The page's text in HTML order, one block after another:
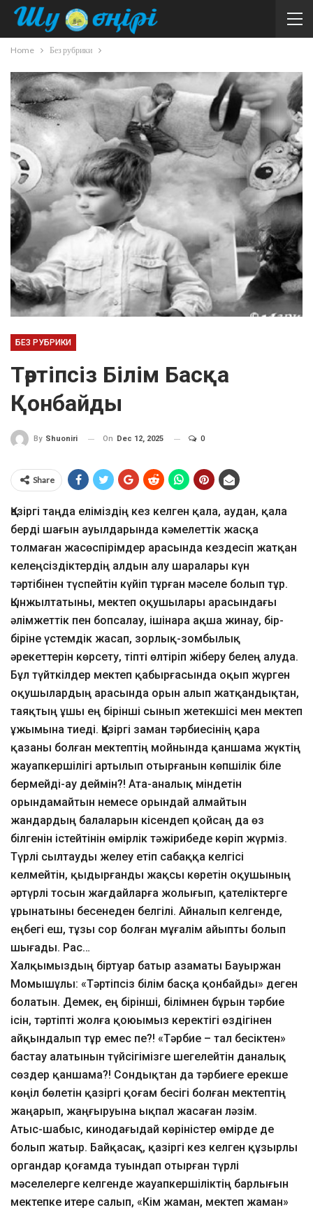
Home Без рубрики
БЕЗ РУБРИКИ
Тәртіпсіз Білім Басқа
Қонбайды
By Shuoniri On Dec 12, 2025 0
Share
Қазіргі таңда еліміздің кез келген қала, аудан, қала
берді шағын ауылдарында кәмелеттік жасқа
толмаған жасөспірімдер арасында кездесіп жатқан
келеңсіздіктердің алдын алу шаралары күн
тәртібінен түспейтін күйіп тұрған мәселе болып тұр.
Қынжылтатыны, мектеп оқушылары арасындағы
әлімжеттік пен бопсалау, ішінара ақша жинау, бір-
біріне үстемдік жасап, зорлық-зомбылық
әрекеттерін көрсету, тіпті өлтіріп жіберу белең алуда.
Бұл түйткілдер мектеп қабырғасында оқып жүрген
оқушылардың арасында орын алып жатқандықтан,
таяқтың ұшы ең бірінші сынып жетекшісі мен мектеп
ұжымына тиеді. Қазіргі заман тәрбиесінің қара
қазаны болған мектептің мойнында қаншама жүктің
жауапкершілігі артылып отырғанын көпшілік біле
бермейді-ау деймін?! Ата-аналық міндетін
орындамайтын немесе орындай алмайтын
жандардың балаларын кісендеп қойсаң да өз
білгенін істейтінін өмірлік тәжірибеде көріп жүрміз.
Түрлі сылтауды желеу етіп сабаққа келгісі
келмейтін, қыдырғанды жақсы көретін оқушының
әртүрлі тосын жағдайларға жолығып, қателіктерге
ұрынатыны бесенеден белгілі. Айналып келгенде,
еңбегі еш, тұзы сор болған мұғалім айыпты болып
шығады. Рас…
Халқымыздың біртуар батыр азаматы Бауыржан
Момышұлы: «Тәртіпсіз білім басқа қонбайды» деген
болатын. Демек, ең бірінші, білімнен бұрын тәрбие
ісін, тәртіпті жолға қоюымыз керектігі өздігінен
айқындалып тұр емес пе?! «Тәрбие – тал бесіктен»
бастау алатынын түйсігімізге шегелейтін даналық
сөздер қаншама?! Сондықтан да тәрбиеге ерекше
көңіл бөлетін қазіргі қоғам бесігі болған мектептің
жаңарып, жаңғыруына ықпал жасаған ләзім.
Атыс-шабыс, кинодағыдай көріністер өмірде де
болып жатыр. Байқасақ, қазіргі кез келген құзырлы
органдар қоғамда туындап отырған түрлі
мәселелерге келгенде жауапкершіліктің барлығын
мектепке итере салып, «Кім жаман, мектеп жаман»